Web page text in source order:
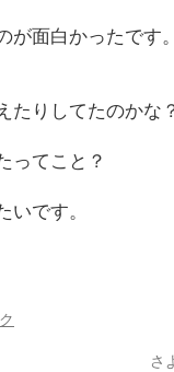
が面白かったです
たりしてたのかな
ってこと？
いです。
さ